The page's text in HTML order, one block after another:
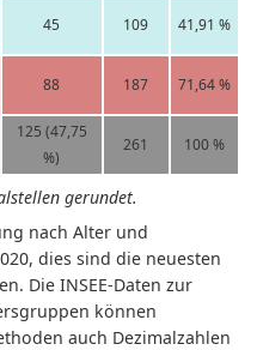
45 109 41,91 %
88 187 71,64 %
125 (47,75
%)
261 100 %
gerundet.
nach Alter und
dies sind die neuesten
Die INSEE-Daten zur
können
auch Dezimalzahlen